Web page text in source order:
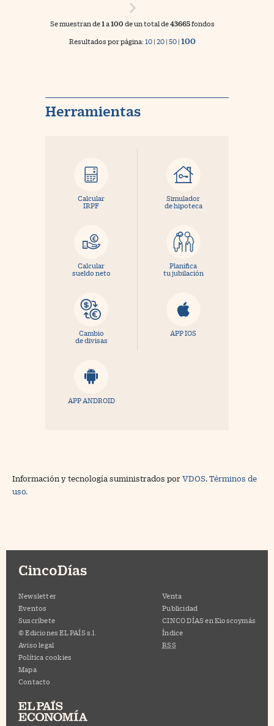
Se muestran de1 a100 de un total de43665fondos
Resultados por página: 10 | 20 | 50 | 100
Herramientas
Calcular
IRPF
Simulador
de hipoteca
Calcular
sueldo neto
Planifica
tu jubilación
Cambio
de divisas
APP IOS
APP ANDROID
Información y tecnología suministrados por VDOS Términos de
uso.
CincoDías
Newsletter
Eventos
Suscríbete
© Ediciones EL PAÍS s.l.
Aviso legal
Política cookies
Mapa
Contacto
Venta
Publicidad
CINCO DÍAS en Kioscoymás
Índice
RSS